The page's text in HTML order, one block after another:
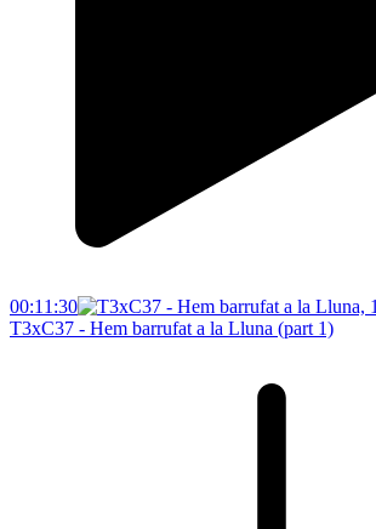
00:11:30
T3xC37 - Hem barrufat a la Lluna (part 1)